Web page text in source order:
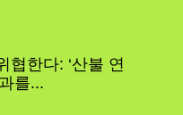
한다: ‘산불 연
를...